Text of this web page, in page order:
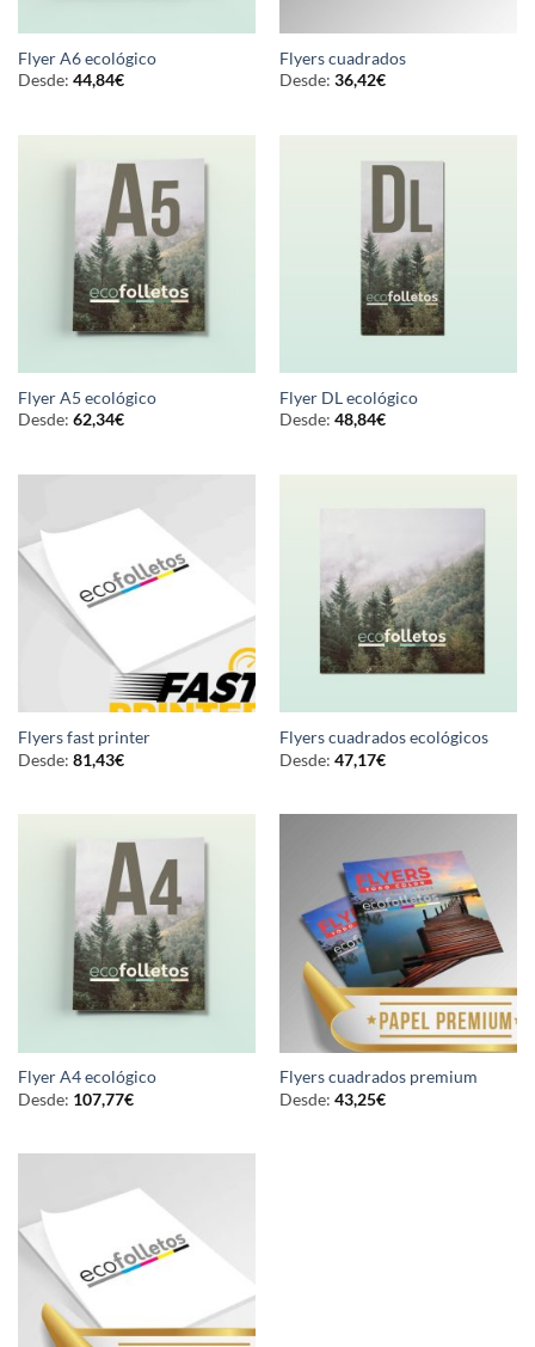
Flyer A6 ecológico
Desde: 44,84€
Flyers cuadrados
Desde: 36,42€
Flyer A5 ecológico
Desde: 62,34€
Flyer DL ecológico
Desde: 48,84€
Flyers fast printer
Desde: 81,43€
Flyers cuadrados ecológicos
Desde: 47,17€
Flyer A4 ecológico
Desde: 107,77€
Flyers cuadrados premium
Desde: 43,25€